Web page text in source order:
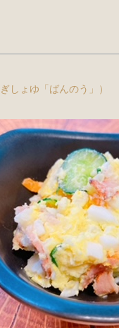
しょゆ「ばんのう」）